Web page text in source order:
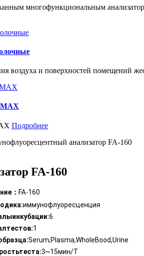
многофункциональным
воздуха и поверхностей помещений
MAX
Подробнее
анализатор FA-160
FA-160
： FA-160
иммунофлуоресценция
6
1
:Serum,Plasma,WholeBood,Urine
3~15мин/Т